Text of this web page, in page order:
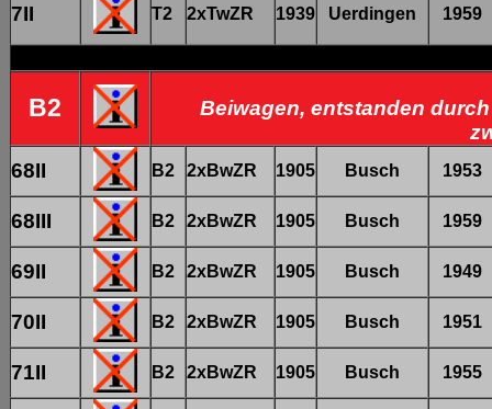
7II T2 2xTwZR 1939 Uerdingen 1959
B2
Beiwagen, entstanden
68II
B2 2xBwZR 1905 Busch 1953
68III B2 2xBwZR 1905 Busch 1959
69II B2 2xBwZR 1905 Busch 1949
70II B2 2xBwZR 1905 Busch 1951
71II B2 2xBwZR 1905 Busch 1955